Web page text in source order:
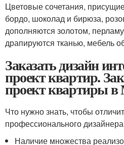
Цветовые сочетания,
бордо, шоколад и бирюза,
дополняются золотом,
драпируются тканью, мебель
Заказать дизайн
проект квартир.
проект квартиры в
Что нужно знать, чтобы
профессионального
Наличие множества